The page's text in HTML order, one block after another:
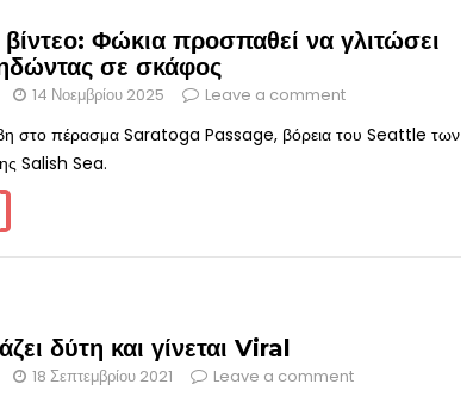
Φώκια προσπαθεί να γλιτώσει
σε σκάφος
14 Νοεμβρίου 2025 Leave a comment
στο πέρασμα Saratoga Passage, βόρεια του Seattle των
Salish Sea.
δύτη και γίνεται Viral
18 Σεπτεμβρίου 2021 Leave a comment